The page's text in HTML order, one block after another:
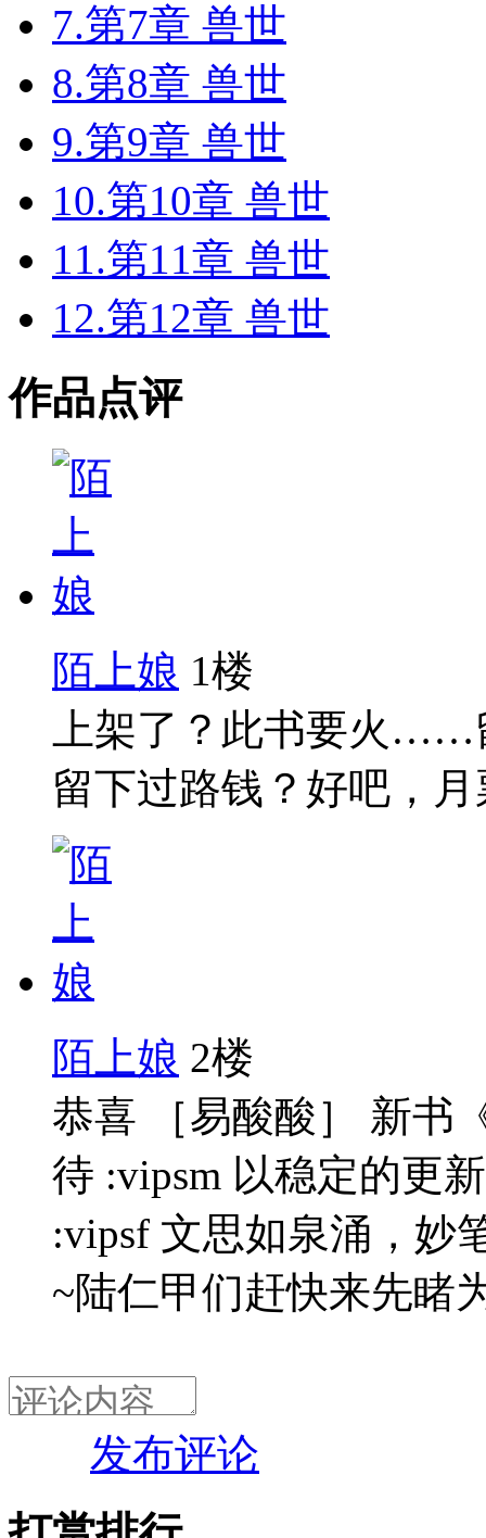
7.第7章 兽世
8.第8章 兽世
9.第9章 兽世
10.第10章 兽世
11.第11章 兽世
12.第12章 兽世
作品点评
陌上娘 1楼
上架了？此书要火……
留下过路钱？好吧，
陌上娘 2楼
恭喜 ［易酸酸］ 新书
待 :vipsm 以稳定的更
:vipsf 文思如泉涌，妙
~陆仁甲们赶快来先睹
发布评论